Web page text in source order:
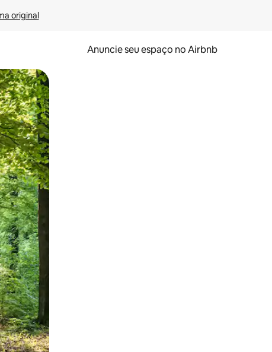
original
Anuncie seu espaço no Airbnb
deslizando o dedo na tela.